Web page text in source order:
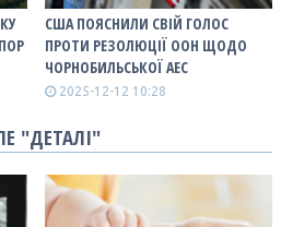
США ПОЯСНИЛИ СВІЙ ГОЛОС
ПРОТИ РЕЗОЛЮЦІЇ ООН ЩОДО
ЧОРНОБИЛЬСЬКОЇ АЕС
2025-12-12 10:28
"ДЕТАЛІ"